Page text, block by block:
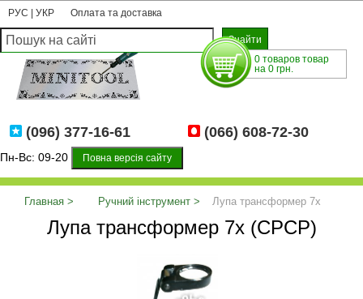
РУС УКР Оплата та доставка
0 товаров товар
на 0 грн.
(096) 377-16-61 (066) 608-72-30
Пн-Вс: 09-20 Повна версія сайту
Главная Ручний інструмент
Лупа трансформер 7х
Лупа трансформер 7х (СРСР)